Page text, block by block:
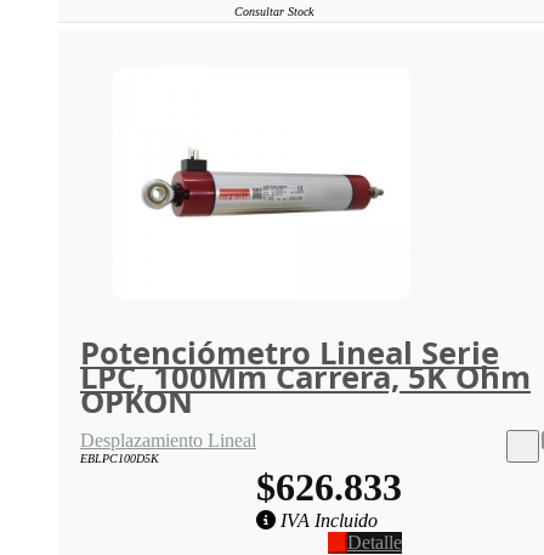
Consultar Stock
Potenciómetro Lineal Serie
LPC, 100Mm Carrera, 5K Ohm
OPKON
Desplazamiento Lineal
EBLPC100D5K
$626.833
IVA Incluido
Detalle